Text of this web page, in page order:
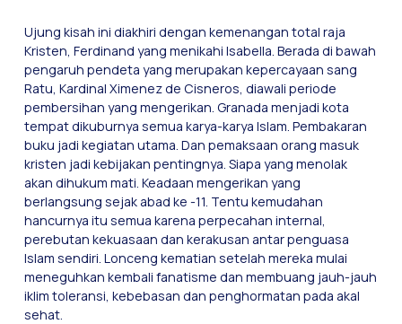
Ujung kisah ini diakhiri dengan kemenangan total raja
Kristen, Ferdinand yang menikahi Isabella. Berada di bawah
pengaruh pendeta yang merupakan kepercayaan sang
Ratu, Kardinal Ximenez de Cisneros, diawali periode
pembersihan yang mengerikan. Granada menjadi kota
tempat dikuburnya semua karya-karya Islam. Pembakaran
buku jadi kegiatan utama. Dan pemaksaan orang masuk
kristen jadi kebijakan pentingnya. Siapa yang menolak
akan dihukum mati. Keadaan mengerikan yang
berlangsung sejak abad ke -11. Tentu kemudahan
hancurnya itu semua karena perpecahan internal,
perebutan kekuasaan dan kerakusan antar penguasa
Islam sendiri. Lonceng kematian setelah mereka mulai
meneguhkan kembali fanatisme dan membuang jauh-jauh
iklim toleransi, kebebasan dan penghormatan pada akal
sehat.